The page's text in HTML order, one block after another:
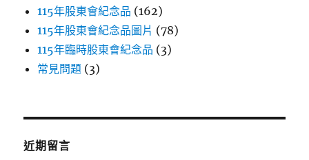
115年股東會紀念品 (162)
115年股東會紀念品圖片 (78)
115年臨時股東會紀念品 (3)
常見問題 (3)
近期留言